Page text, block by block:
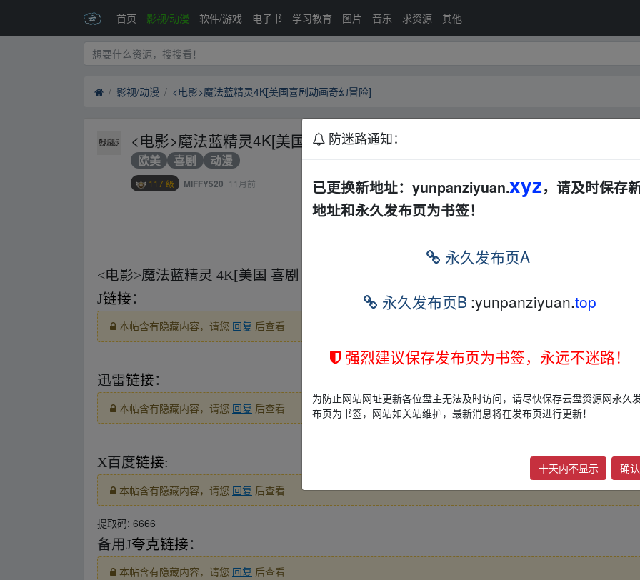
首页 影视/动漫 软件/游戏 电子书 学习教育 图片 音乐 求资源 其他
影视/动漫 <电影>魔法蓝精灵4K[美国喜剧动画奇幻冒险]
<电影>魔法蓝精灵4K[美国喜剧动画奇幻冒险]
欧美 喜剧 动漫
117 级 MIFFY520 11月前
<电影>魔法蓝精灵 4K[美国 喜剧 动画 奇幻 冒险]
J链接：
本帖含有隐藏内容，请您 回复 后查看
迅雷链接：
本帖含有隐藏内容，请您 回复 后查看
X百度链接:
本帖含有隐藏内容，请您 回复 后查看
提取码: 6666
备用J夸克链接：
本帖含有隐藏内容，请您 回复 后查看
防迷路通知：
已更换新地址：yunpanziyuan.xyz，请及时保存
地址和永久发布页为书签！
永久发布页A
永久发布页B :yunpanziyuan.top
强烈建议保存发布页为书签，永远不迷路！
为防止网站网址更新各位盘主无法及时访问，请尽快保存云盘资源网永久
布页为书签，网站如关站维护，最新消息将在发布页进行更新！
十天内不显示 确认